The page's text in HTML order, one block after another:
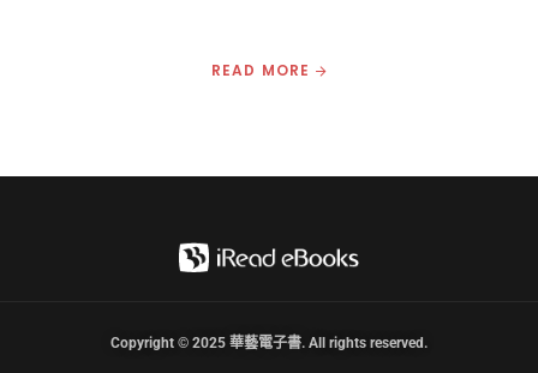
READ MORE
Copyright © 2025 華藝電子書. All rights reserved.